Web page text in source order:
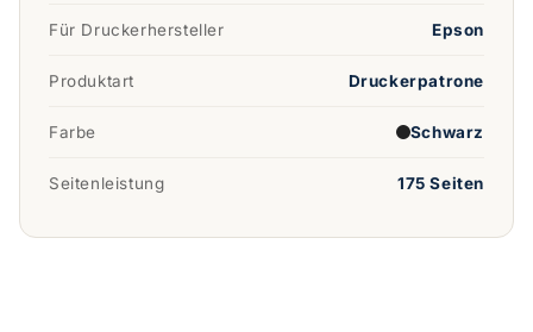
Für Druckerhersteller Epson
Produktart Druckerpatrone
Farbe Schwarz
Seitenleistung 175 Seiten